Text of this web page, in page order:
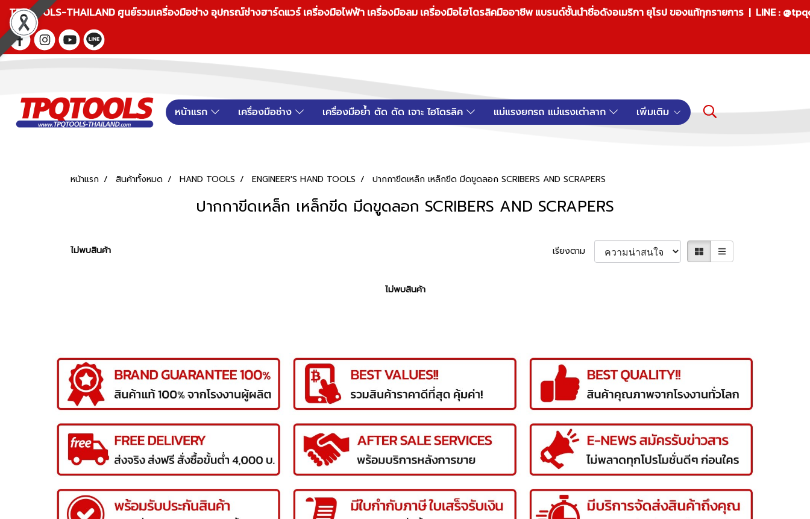
TPQTOOLS-THAILAND ศูนย์รวมเครื่องมือช่าง อุปกรณ์ช่างฮาร์ดแวร์ เครื่องมือไฟฟ้า เครื่องมือลม เครื่องมือไฮโดรลิคมืออาชีพ แบรนด์ชั้นนำชื่อดังอเมริกา ยุโรป ของแท้ทุกรายการ | LINE :
หน้าแรก เครื่องมือช่าง เครื่องมือย้ำ ตัด ดัด เจาะ ไฮโดรลิค แม่แรงยกรถ แม่แรงเต่าลาก เพิ่มเติม
หน้าแรก สินค้าทั้งหมด HAND TOOLS ENGINEER'S HAND TOOLS ปากกาขีดเหล็ก เหล็กขีด มีดขูดลอก SCRIBERS AND SCRAPERS
ปากกาขีดเหล็ก เหล็กขีด มีดขูดลอก SCRIBERS AND SCRAPERS
ไม่พบสินค้า เรียงตาม
ไม่พบสินค้า